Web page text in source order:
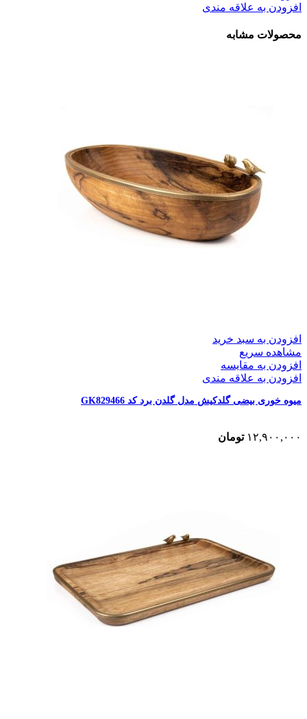
افزودن به علاقه مندی
محصولات مشابه
افزودن به سبد خرید
مشاهده سریع
افزودن به مقایسه
افزودن به علاقه مندی
میوه خوری بیضی گلدکیش مدل گلدن برد کد GK829466
۱۲,۹۰۰,۰۰۰ تومان